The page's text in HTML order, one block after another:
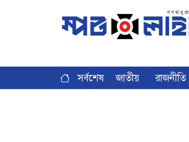
সর্বশেষ জাতীয় রাজনীতি